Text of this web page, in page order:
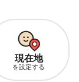
現在地
を設定する